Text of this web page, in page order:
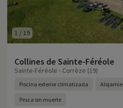
1 / 19
Collines de Sainte-Féréole
Sainte-Féréole - Corrèze (19)
Piscina exterior climatizada
Pesca sin muerte